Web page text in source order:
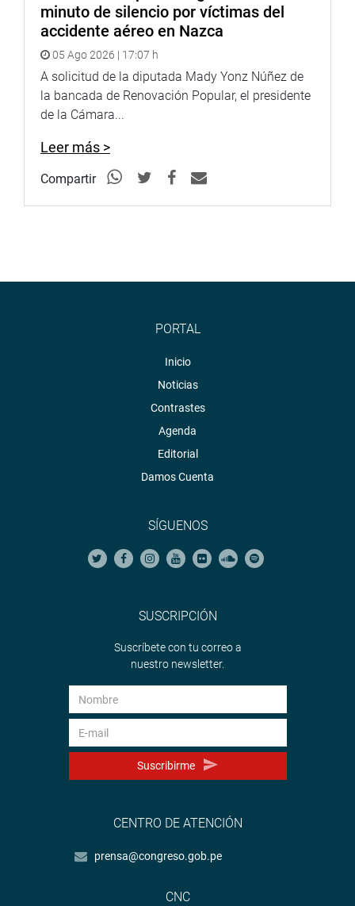
minuto de silencio por víctimas del
accidente aéreo en Nazca
05 Ago 2026 | 17:07 h
A solicitud de la diputada Mady Yonz Núñez de
la bancada de Renovación Popular, el presidente
de la Cámara...
Leer más >
Compartir
PORTAL
Inicio
Noticias
Contrastes
Agenda
Editorial
Damos Cuenta
SÍGUENOS
SUSCRIPCIÓN
Suscríbete con tu correo a
nuestro newsletter.
Suscribirme
CENTRO DE ATENCIÓN
prensa@congreso.gob.pe
CNC